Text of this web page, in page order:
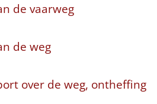
de vaarweg
de weg
over de weg, ontheffing